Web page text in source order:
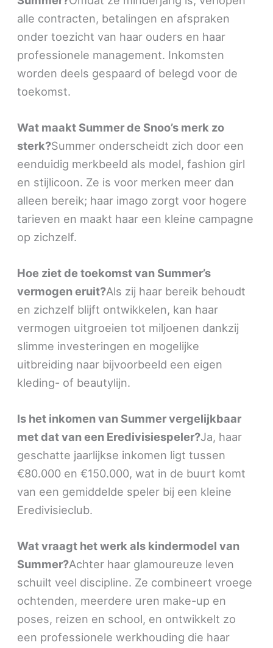
alle contracten, betalingen en afspraken
onder toezicht van haar ouders en haar
professionele management. Inkomsten
worden deels gespaard of belegd voor de
toekomst.
Wat maakt Summer de Snoo’s merk zo
sterk?Summer onderscheidt zich door een
eenduidig merkbeeld als model, fashion girl
en stijlicoon. Ze is voor merken meer dan
alleen bereik; haar imago zorgt voor hogere
tarieven en maakt haar een kleine campagne
op zichzelf.
Hoe ziet de toekomst van Summer’s
vermogen eruit?Als zij haar bereik behoudt
en zichzelf blijft ontwikkelen, kan haar
vermogen uitgroeien tot miljoenen dankzij
slimme investeringen en mogelijke
uitbreiding naar bijvoorbeeld een eigen
kleding- of beautylijn.
Is het inkomen van Summer vergelijkbaar
met dat van een Eredivisiespeler?Ja, haar
geschatte jaarlijkse inkomen ligt tussen
€80.000 en €150.000, wat in de buurt komt
van een gemiddelde speler bij een kleine
Eredivisieclub.
Wat vraagt het werk als kindermodel van
Summer?Achter haar glamoureuze leven
schuilt veel discipline. Ze combineert vroege
ochtenden, meerdere uren make-up en
poses, reizen en school, en ontwikkelt zo
een professionele werkhouding die haar